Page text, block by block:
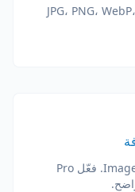
ارفع أو اسحب الصورة لترجمتها. يدعم JPG، PNG، WebP،
اختر اللغة المستهدفة وحدد Text أو Image. فعّل Pro